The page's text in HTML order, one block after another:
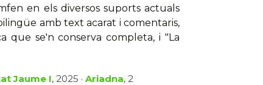
en els diversos suports actuals
amb text acarat i comentaris,
que se'n conserva completa, i "La
Jaume I, 2025 · Ariadna, 2